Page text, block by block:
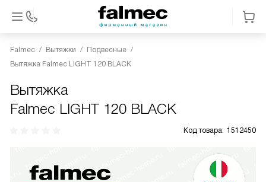
Falmec Вытяжки
Подвесные
Вытяжка Falmec LIGHT 120 BLACK
Вытяжка
Falmec LIGHT 120 BLACK
Код товара: 1512450